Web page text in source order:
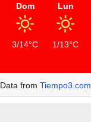
Dom
3/14°C
Lun
1/13°C
Data from Tiempo3.com